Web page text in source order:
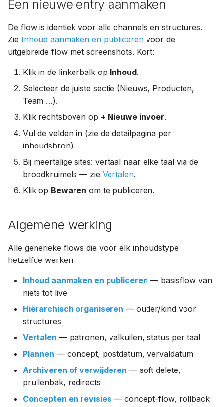
Een nieuwe entry aanmaken
De flow is identiek voor alle channels en structures.
Zie Inhoud aanmaken en publiceren voor de
uitgebreide flow met screenshots. Kort:
Klik in de linkerbalk op Inhoud.
Selecteer de juiste sectie (Nieuws, Producten,
Team …).
Klik rechtsboven op + Nieuwe invoer.
Vul de velden in (zie de detailpagina per
inhoudsbron).
Bij meertalige sites: vertaal naar elke taal via de
broodkruimels — zie Vertalen.
Klik op Bewaren om te publiceren.
Algemene werking
Alle generieke flows die voor elk inhoudstype
hetzelfde werken:
Inhoud aanmaken en publiceren — basisflow van
niets tot live
Hiërarchisch organiseren — ouder/kind voor
structures
Vertalen — patronen, valkuilen, status per taal
Plannen — concept, postdatum, vervaldatum
Archiveren of verwijderen — soft delete,
prullenbak, redirects
Concepten en revisies — concept-flow, rollback